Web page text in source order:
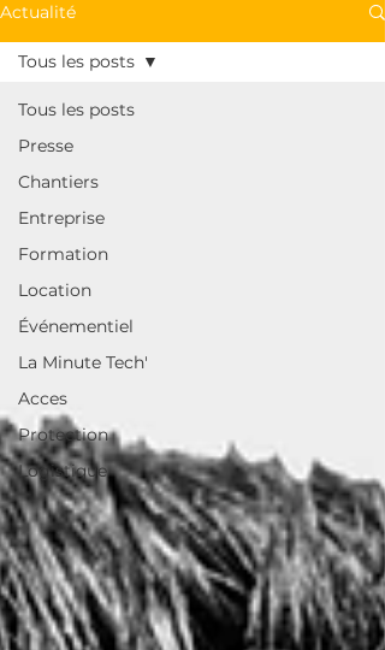
Actualité
Tous les posts
Presse
Chantiers
Entreprise
Formation
Location
Événementiel
La Minute Tech'
Acces
Protection
Logistique
Tous les posts